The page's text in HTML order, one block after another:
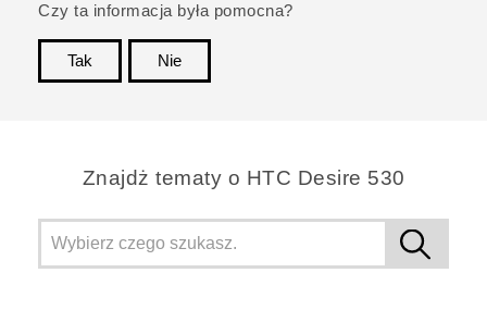
Czy ta informacja była pomocna?
Tak
Nie
Znajdż tematy o HTC Desire 530